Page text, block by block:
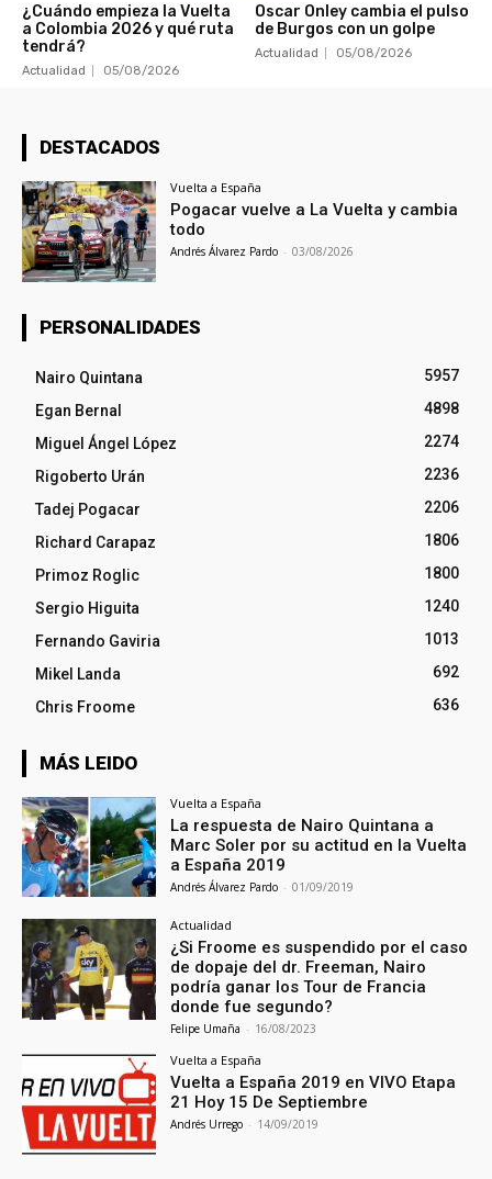
¿Cuándo empieza la Vuelta
a Colombia 2026 y qué ruta
tendrá?
Actualidad 05/08/2026
Oscar Onley cambia el pulso
de Burgos con un golpe
Actualidad 05/08/2026
DESTACADOS
Vuelta a España
Pogacar vuelve a La Vuelta y cambia
todo
Andrés Álvarez Pardo - 03/08/2026
PERSONALIDADES
Nairo Quintana
5957
Egan Bernal
4898
Miguel Ángel López
2274
Rigoberto Urán
2236
Tadej Pogacar
2206
Richard Carapaz
1806
Primoz Roglic
1800
Sergio Higuita
1240
Fernando Gaviria
1013
Mikel Landa
692
Chris Froome
636
MÁS LEIDO
Vuelta a España
La respuesta de Nairo Quintana a
Marc Soler por su actitud en la Vuelta
a España 2019
Andrés Álvarez Pardo - 01/09/2019
Actualidad
¿Si Froome es suspendido por el caso
de dopaje del dr. Freeman, Nairo
podría ganar los Tour de Francia
donde fue segundo?
Felipe Umaña - 16/08/2023
Vuelta a España
Vuelta a España 2019 en VIVO Etapa
21 Hoy 15 De Septiembre
Andrés Urrego - 14/09/2019